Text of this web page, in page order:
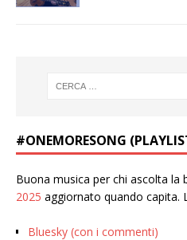
#ONEMORESONG
Buona musica per chi ascolta la
2025 aggiornato quando capita.
Bluesky (con i commenti)